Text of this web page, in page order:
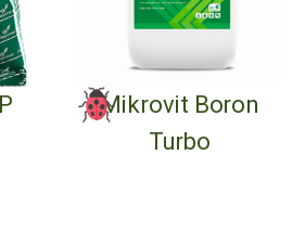
Mikrovit Boron
Turbo